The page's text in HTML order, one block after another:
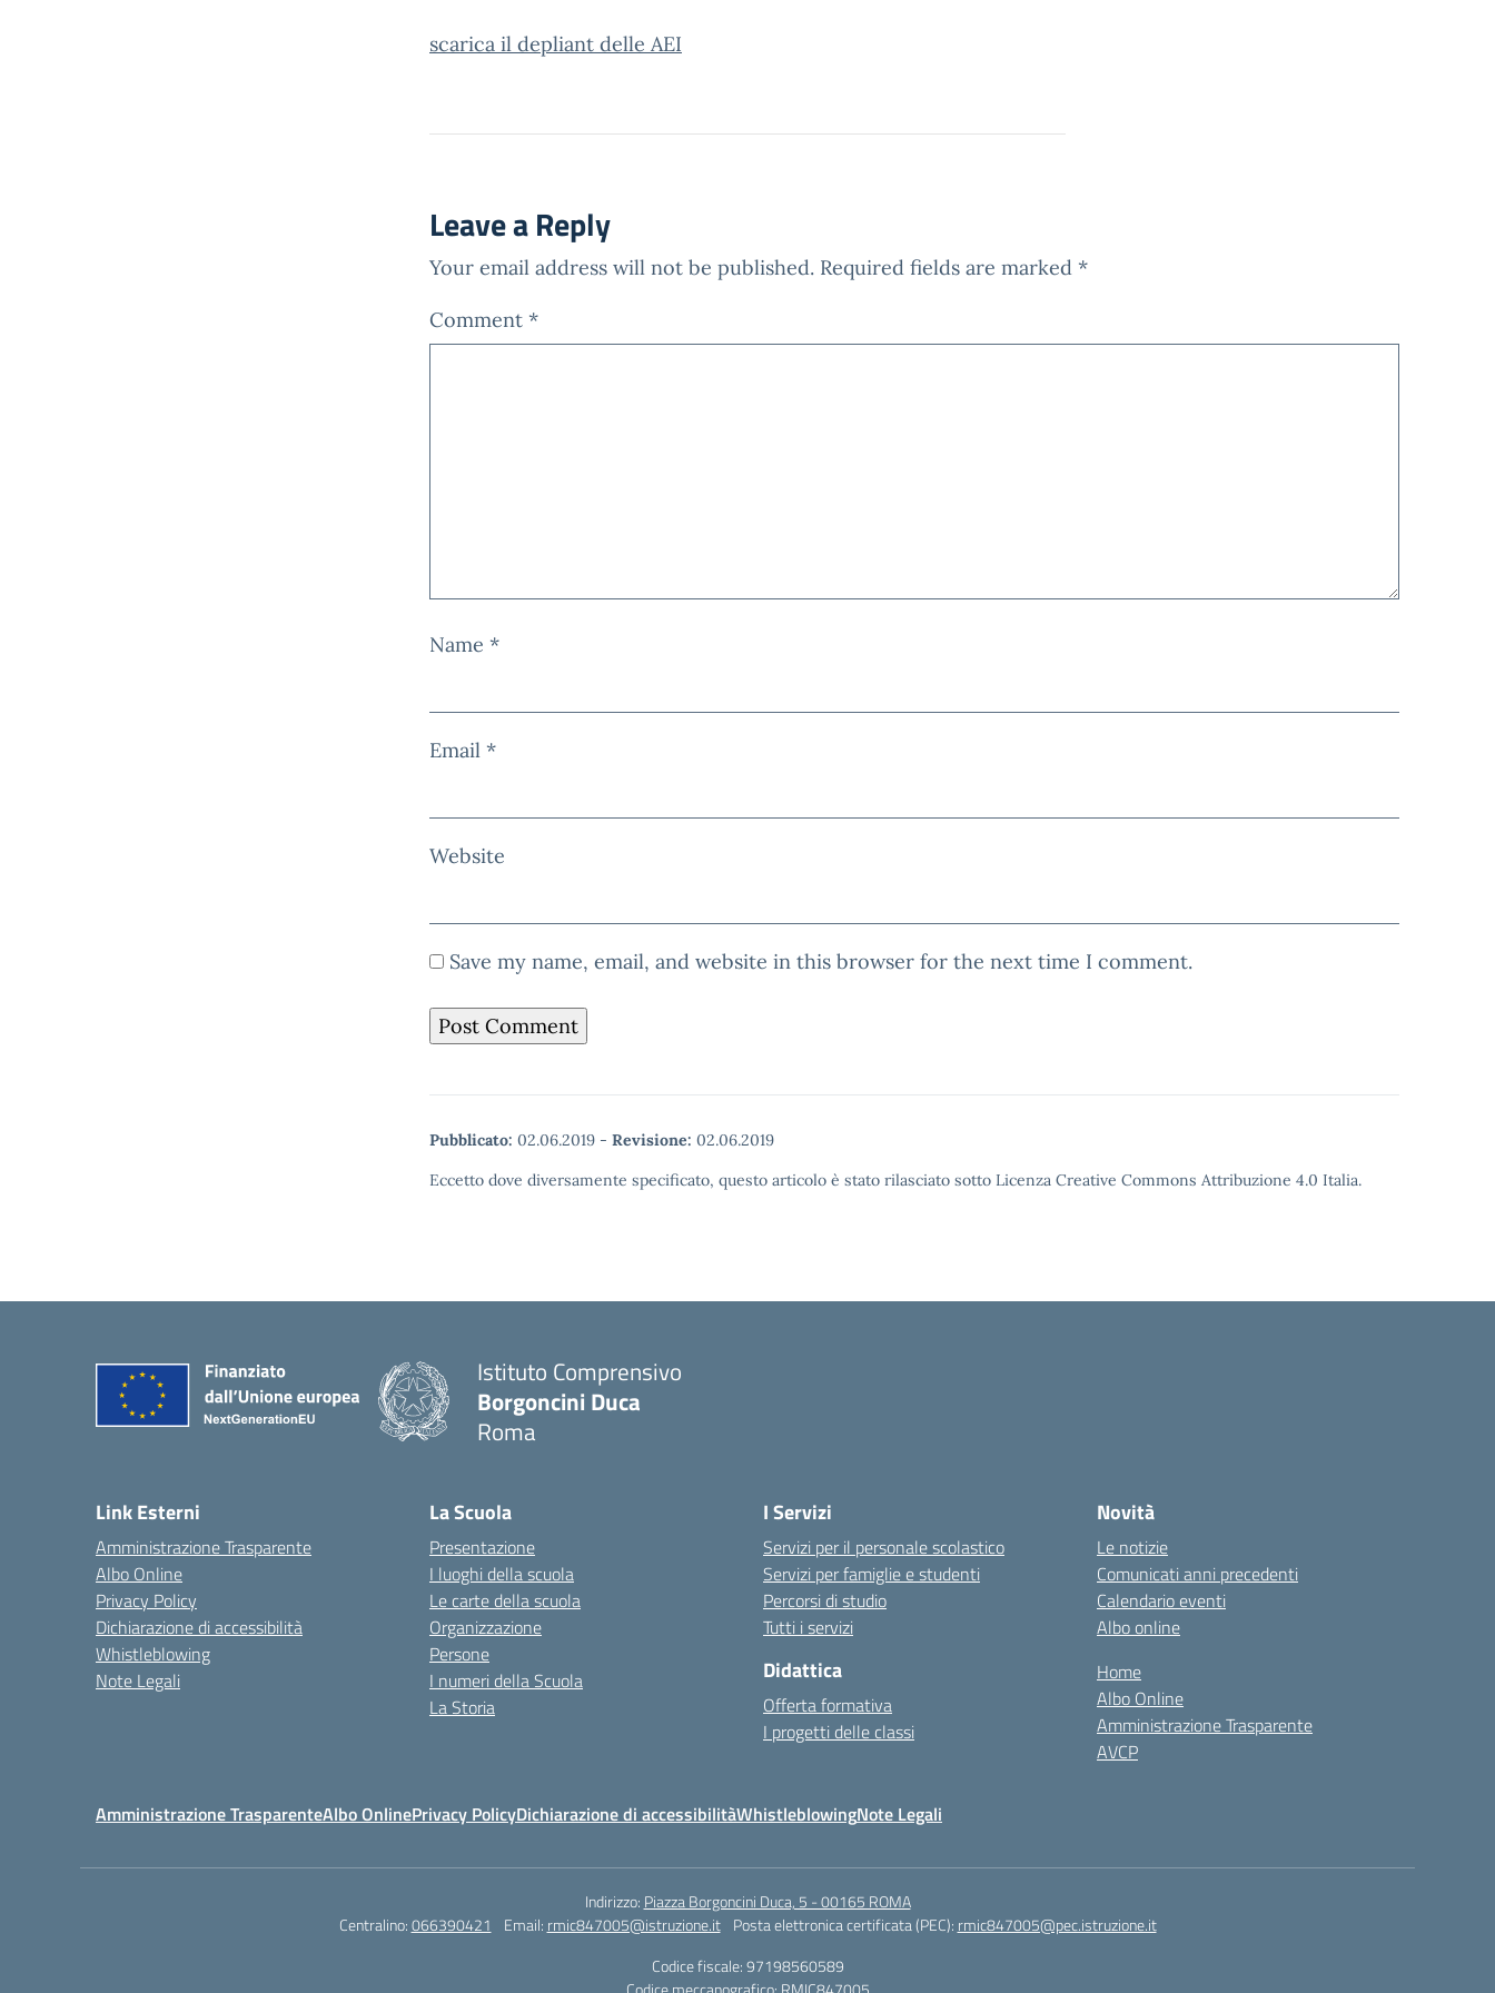
scarica il depliant delle AEI
Leave a Reply
Your email address will not be published. Required fields are marked *
Comment *
Name *
Email *
Website
Save my name, email, and website in this browser for the next time I comment.
Pubblicato: 02.06.2019 - Revisione: 02.06.2019
Eccetto dove diversamente specificato, questo articolo è stato rilasciato sotto Licenza Creative Commons Attribuzione 4.0 Italia.
Istituto Comprensivo
Borgoncini Duca
Roma
Link Esterni
Amministrazione Trasparente
Albo Online
Privacy Policy
Dichiarazione di accessibilità
Whistleblowing
Note Legali
La Scuola
Presentazione
I luoghi della scuola
Le carte della scuola
Organizzazione
Persone
I numeri della Scuola
La Storia
I Servizi
Servizi per il personale scolastico
Servizi per famiglie e studenti
Percorsi di studio
Tutti i servizi
Didattica
Offerta formativa
I progetti delle classi
Novità
Le notizie
Comunicati anni precedenti
Calendario eventi
Albo online
Home
Albo Online
Amministrazione Trasparente
AVCP
Amministrazione TrasparenteAlbo OnlinePrivacy PolicyDichiarazione di accessibilitàWhistleblowingNote Legali
Indirizzo: Piazza Borgoncini Duca, 5 - 00165 ROMA
Centralino:066390421 Email: rmic847005@istruzione.it Posta elettronica certificata (PEC): rmic847005@pec.istruzione.it
Codice fiscale: 97198560589